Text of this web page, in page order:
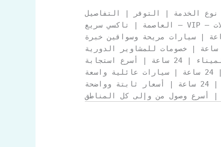
الخدمة | التوفر | التفاصيل
استجابة